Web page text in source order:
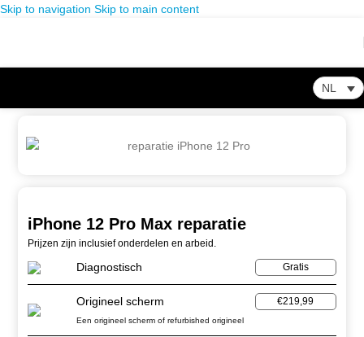
Skip to navigation Skip to main content
NL
iPhone 12 Pro Max reparatie
iPhone 12 Pro Max reparatie
Prijzen zijn inclusief onderdelen en arbeid.
Diagnostisch Gratis
Origineel scherm €219,99
Een origineel scherm of refurbished origineel